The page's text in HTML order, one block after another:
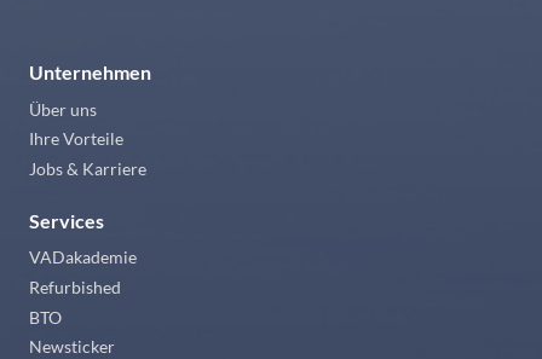
Unternehmen
Über uns
Ihre Vorteile
Jobs & Karriere
Services
VADakademie
Refurbished
BTO
Newsticker